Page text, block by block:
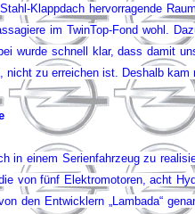
Klappdach hervorragende
im TwinTop-Fond wohl.
wurde schnell klar, dass damit
nicht zu erreichen ist. Deshalb kam
in einem Serienfahrzeug zu
von fünf Elektromotoren, acht
den Entwicklern „Lambada“